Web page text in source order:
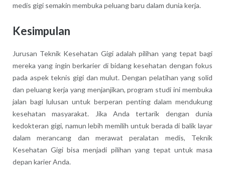
medis gigi semakin membuka peluang baru dalam dunia kerja.
Kesimpulan
Jurusan Teknik Kesehatan Gigi adalah pilihan yang tepat bagi
mereka yang ingin berkarier di bidang kesehatan dengan fokus
pada aspek teknis gigi dan mulut. Dengan pelatihan yang solid
dan peluang kerja yang menjanjikan, program studi ini membuka
jalan bagi lulusan untuk berperan penting dalam mendukung
kesehatan masyarakat. Jika Anda tertarik dengan dunia
kedokteran gigi, namun lebih memilih untuk berada di balik layar
dalam merancang dan merawat peralatan medis, Teknik
Kesehatan Gigi bisa menjadi pilihan yang tepat untuk masa
depan karier Anda.